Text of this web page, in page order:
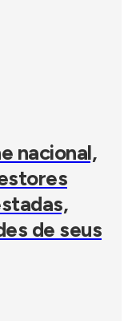
nacional,
de seus